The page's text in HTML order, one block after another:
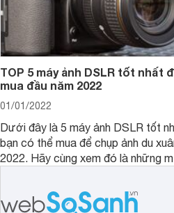
TOP 5 máy ảnh DSLR tốt nhất
mua đầu năm 2022
01/01/2022
Dưới đây là 5 máy ảnh DSLR tốt
bạn có thể mua để chụp ảnh du
2022. Hãy cùng xem đó là những